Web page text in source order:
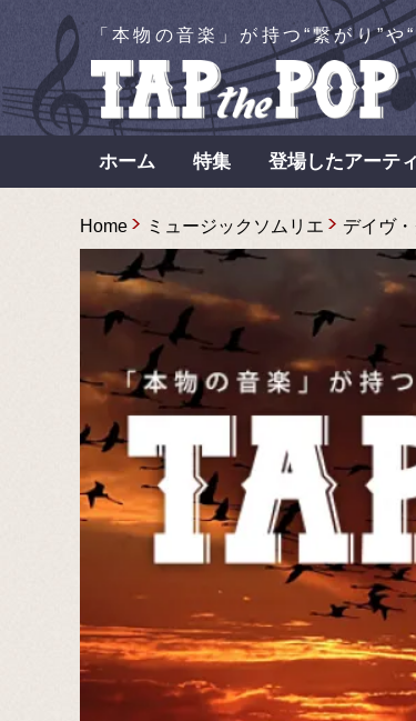
「本物の音楽」が持つ“繋がり”
ホーム 特集 登場したアーテ
Home ミュージックソムリエ デイヴ